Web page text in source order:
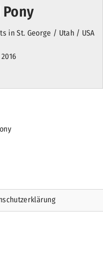
in St. George / Utah / USA